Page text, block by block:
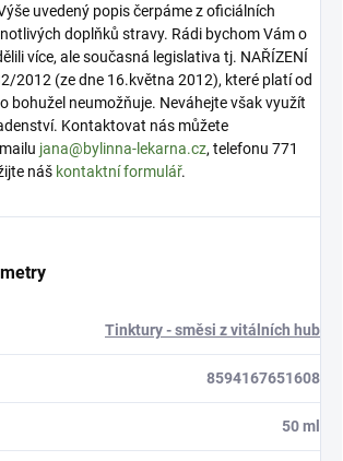
uvedený popis čerpáme z oficiálních
doplňků stravy. Rádi bychom Vám o
více, ale současná legislativa tj. NAŘÍZENÍ
2012 (ze dne 16.května 2012), které platí od
bohužel neumožňuje. Neváhejte však využít
Kontaktovat nás můžete
jana@bylinna-lekarna.cz, telefonu 771
náš kontaktní formulář.
Tinktury - směsi z vitálních hub
8594167651608
50 ml